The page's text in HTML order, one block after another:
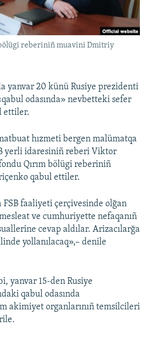
bölügi reberiniñ muavini Dmitriy
yanvar 20 künü Rusiye prezidenti
odasında» nevbetteki sefer
ettiler.
hızmeti bergen malümatqa
yerli idaresiniñ reberi Viktor
Qırım bölügi reberiniñ
qabul ettiler.
FSB faaliyeti çerçivesinde olğan
ve cumhuriyette nefaqanıñ
cevap aldılar. Arizacılarğa
yollanılacaq»,– denile
yanvar 15-den Rusiye
qabul odasında
akimiyet organlarınıñ temsilcileri